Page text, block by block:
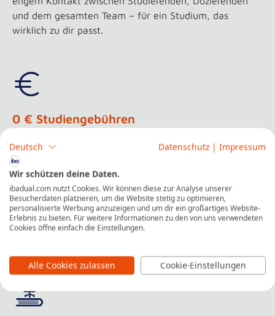
und dem gesamten Team – für ein Studium, das
wirklich zu dir passt.
0 € Studiengebühren
– dank Praxisunternehmen
Im dualen Studium an der iba zahlst du in der Regel
keine Studiengebühren
vollständig von deinem Praxisunternehmen
übernommen. Darüber hinaus erhältst du eine
monatliche Vergütung, die individuell mit deinem
Deutsch Datenschutz | Impressum
Wir schützen deine Daten.
ibadual.com nutzt Cookies. Wir können diese zur Analyse unserer
Besucherdaten platzieren, um die Website stetig zu optimieren,
personalisierte Werbung anzuzeigen und um dir ein großartiges Website-
Erlebnis zu bieten. Für weitere Informationen zu den von uns verwendeten
Cookies öffne einfach die Einstellungen.
Alle Cookies zulassen Cookie-Einstellungen